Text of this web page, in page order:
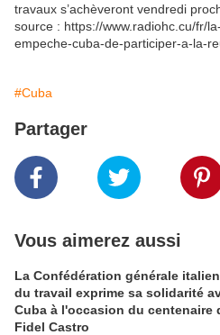
travaux s’achèveront vendredi
source : https://www.radiohc.cu/fr/
empeche-cuba-de-participer-a-la-
#Cuba
Partager
Vous aimerez aussi
La Confédération générale
du travail exprime sa solidarité
Cuba à l'occasion du centenaire
Fidel Castro